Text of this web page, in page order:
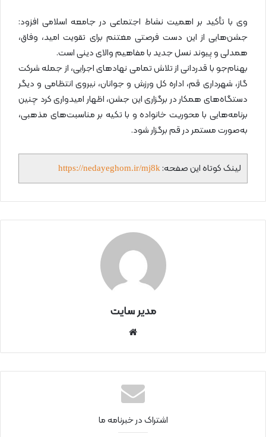
وی با تأکید بر اهمیت نشاط اجتماعی در جامعه اسلامی افزود:
جشن‌هایی از این دست فرصتی مغتنم برای تقویت امید، وفاق،
همدلی و پیوند نسل جدید با مفاهیم والای دینی است.
بهنام‌جو با قدردانی از تلاش تمامی نهادهای اجرایی، از جمله شرکت
گاز، شهرداری قم، اداره کل ورزش و جوانان، نیروی انتظامی و دیگر
دستگاه‌های همکار در برگزاری این جشن، اظهار امیدواری کرد چنین
برنامه‌هایی با محوریت خانواده و با تکیه بر مناسبت‌های مذهبی،
به‌صورت مستمر در قم برگزار شود.
لینک کوتاه این صفحه: https://nedayeghom.ir/mj8k
مدیر سایت
نتی
اشتراک در خبرنامه ما